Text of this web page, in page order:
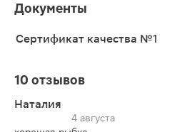
Документы
Сертификат качества №1
10 отзывов
Наталия
4 августа